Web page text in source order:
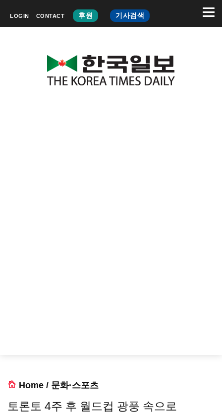
LOGIN CONTACT 후원 기사검색
Home / 문화·스포츠
토론토 4주 후 월드컵 광풍 속으로